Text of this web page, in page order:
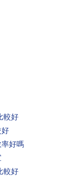
較好
好
好嗎
較好